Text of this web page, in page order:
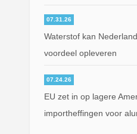
07.31.26
Waterstof kan
voordeel opleveren
07.24.26
EU zet in op lagere
importheffingen voor